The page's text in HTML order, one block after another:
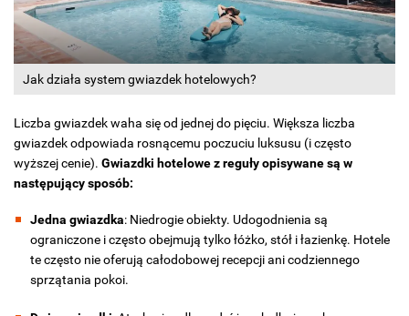
Jak działa system gwiazdek hotelowych?
Liczba gwiazdek waha się od jednej do pięciu. Większa liczba
gwiazdek odpowiada rosnącemu poczuciu luksusu (i często
wyższej cenie). Gwiazdki hotelowe z reguły opisywane są w
następujący sposób:
Jedna gwiazdka: Niedrogie obiekty. Udogodnienia są
ograniczone i często obejmują tylko łóżko, stół i łazienkę. Hotele
te często nie oferują całodobowej recepcji ani codziennego
sprzątania pokoi.